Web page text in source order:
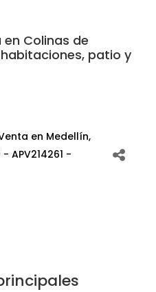
Colinas de
patio y